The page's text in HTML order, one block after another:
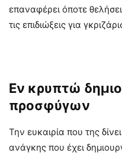
επαναφέρει όποτε θελήσει
τις επιδιώξεις για
Εν κρυπτώ
προσφύγων
Την ευκαιρία που της
ανάγκης που έχει